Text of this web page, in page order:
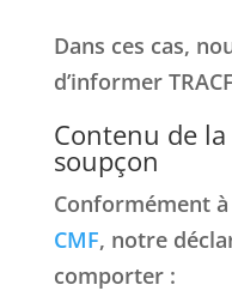
Dans ces cas,
d’informer
Contenu de
soupçon
Conformément à
CMF, notre
comporter :